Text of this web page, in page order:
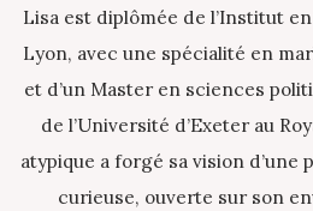
Lisa est diplômée de l’Institut
Lyon, avec une spécialité en
et d’un Master en sciences
de l’Université d’Exeter au
atypique a forgé sa vision
curieuse, ouverte sur son